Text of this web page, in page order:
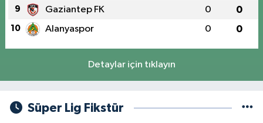
9 Gaziantep FK 0 0
10 Alanyaspor 0 0
Detaylar için tıklayın
Süper Lig Fikstür